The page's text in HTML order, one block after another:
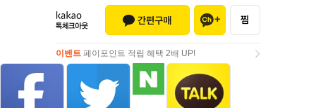
이벤트 페이포인트 적립 혜택 2배 UP!
페이포인트 적립 혜택 2배 UP!